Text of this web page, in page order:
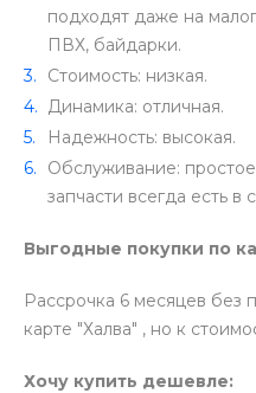
подходят даже на
ПВХ, байдарки.
Стоимость: низкая.
Динамика: отличная.
Надежность: высокая.
Обслуживание:
запчасти всегда есть
Выгодные покупки по
Рассрочка 6 месяцев без
карте "Халва" , но к
Хочу купить дешевле: